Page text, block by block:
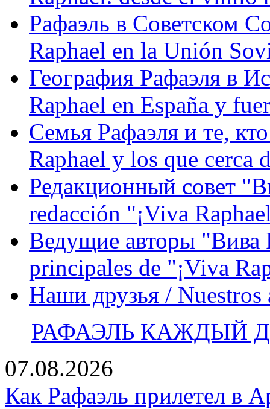
Рафаэль в Советском
Raphael en la Unión
География Рафаэля в
Raphael en España y
Семья Рафаэля и те,
Raphael y los que cerca
Редакционный совет
redacción "¡Viva
Ведущие авторы "Вива
principales de "¡Viva
Наши друзья / Nuestros
РАФАЭЛЬ КАЖДЫЙ
07.08.2026
Как Рафаэль прилетел в